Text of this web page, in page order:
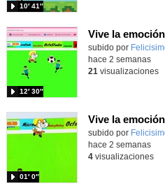
10′ 41″
Contenido
subido por
12′ 30″
hace 2 semanas
21 visualizaciones
Contenido
subido por
01′ 0″
hace 2 semanas
4visualizaciones